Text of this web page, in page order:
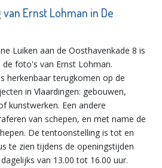
Ernst Lohman in De
Luiken aan de Oosthavenkade 8 is
foto's van Ernst Lohman.
herkenbaar terugkomen op de
in Vlaardingen: gebouwen,
kunstwerken. Een andere
van schepen, en met name de
De tentoonstelling is tot en
te zien tijdens de openingstijden
van 13.00 tot 16.00 uur.